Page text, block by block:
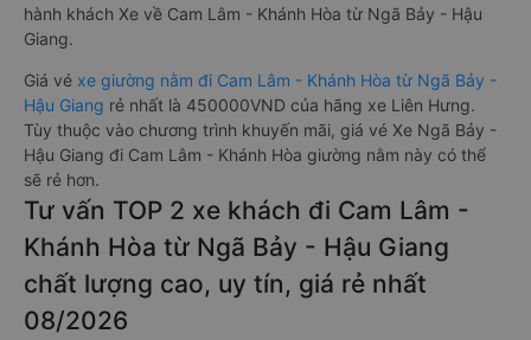
hành khách Xe về Cam Lâm - Khánh Hòa từ Ngã Bảy - Hậu
Giang.
Giá vé xe giường nằm đi Cam Lâm - Khánh Hòa từ Ngã Bảy -
Hậu Giang rẻ nhất là 450000VND của hãng xe Liên Hưng.
Tùy thuộc vào chương trình khuyến mãi, giá vé Xe Ngã Bảy -
Hậu Giang đi Cam Lâm - Khánh Hòa giường nằm này có thể
sẽ rẻ hơn.
Tư vấn TOP 2 xe khách đi Cam Lâm -
Khánh Hòa từ Ngã Bảy - Hậu Giang
chất lượng cao, uy tín, giá rẻ nhất
08/2026